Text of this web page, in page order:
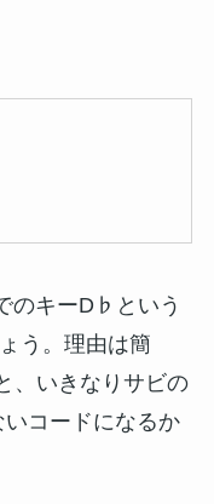
のキーD♭という
う。理由は簡
、いきなりサビの
コードになるか